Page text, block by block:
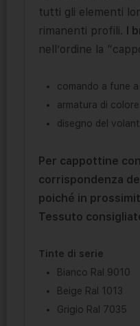
tutti gli elementi
rimanenti profili. I
nell’ordine la
comando a fune
armatura di
disegno del
Per cappottine
corrispondenza
poiché in
Tessuto
Tinte di serie
Bianco Ral 9010
Beige Ral 1013
Grigio Ral 7035